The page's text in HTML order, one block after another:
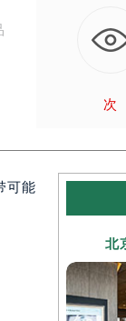
次
可能
北